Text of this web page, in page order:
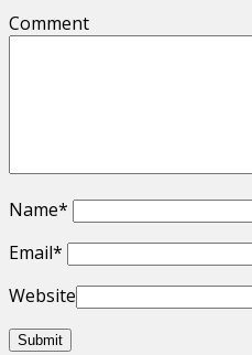
Comment
Name*
Email*
Website